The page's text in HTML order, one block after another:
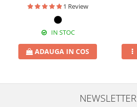
1 Review
IN STOC
ADAUGA IN COS
NEWSLETTER